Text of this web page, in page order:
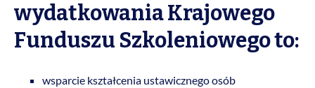
wydatkowania Krajowego
Funduszu Szkoleniowego to:
wsparcie kształcenia ustawicznego osób